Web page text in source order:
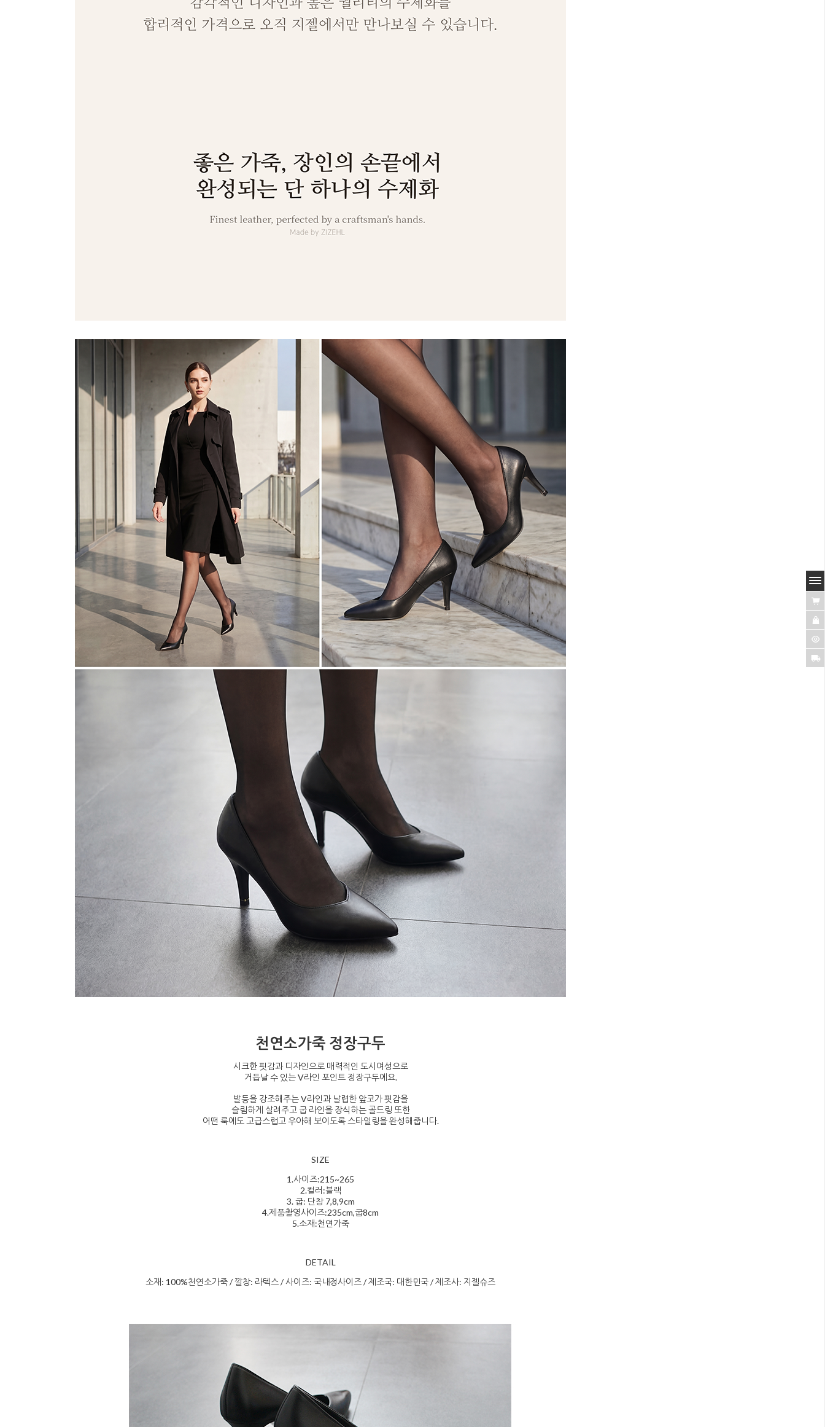
천연소가죽 정장구두
시크한 핏감과 디자인으로 매력적인 도시여성으로
거듭날 수 있는V라인 포인트 정장구두에요.
발등을 강조해주는 V라인과 날렵한 앞코가 핏감을
슬림하게 살려주고굽 라인을 장식하는 골드링 또한
어떤 룩에도 고급스럽고 우아해 보이도록 스타일링을 완성해줍니다.
SIZE
1.사이즈:215~265
2.컬러:블랙
3. 굽: 단창 7,8,9cm
4.제품촬영사이즈:235cm,굽8cm
5.소재:천연가죽
DETAIL
소재: 100%천연소가죽 / 깔창: 라텍스 / 사이즈: 국내정사이즈 / 제조국: 대한민국 / 제조사: 지젤슈즈